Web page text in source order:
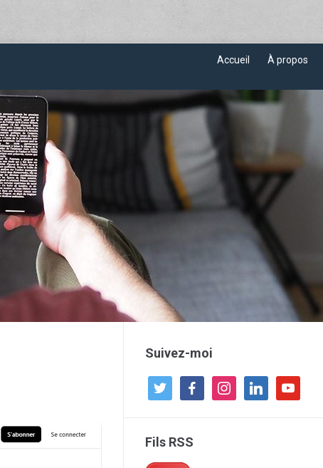
Accueil À propos
Suivez-moi
twitter facebookinstagramlinkedin youtube
Fils RSS